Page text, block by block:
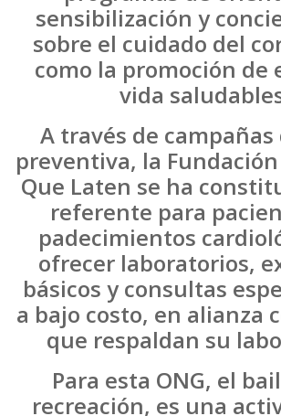
sensibilización y
sobre el cuidado del
como la promoción de
vida
A través de campañas
preventiva, la
Que Laten se ha
referente para
padecimientos
ofrecer laboratorios,
básicos y consultas
a bajo costo, en alianza
que respaldan su
Para esta ONG, el
recreación, es una